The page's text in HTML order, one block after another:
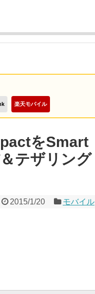
楽天モバイル
をSmart
テザリング
2015/1/20 モバイル